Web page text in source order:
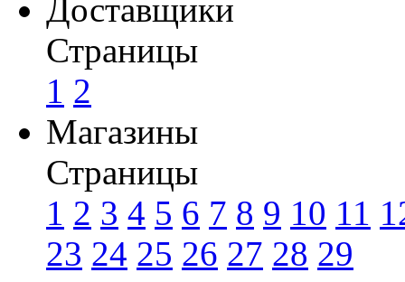
Доставщики
Страницы
1 2
Магазины
Страницы
1 2 3 4 5 6 7 8 9 10 11
23 24 25 26 27 28 29